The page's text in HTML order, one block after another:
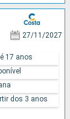
27/11/2027
17 anos
dos 3 anos